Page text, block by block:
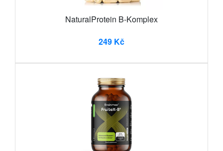
NaturalProtein B-Komplex
249 Kč